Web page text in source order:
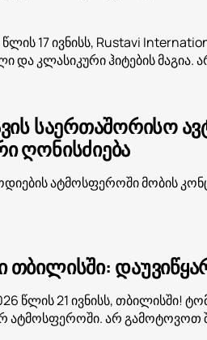
17 ივნისს, Rustavi
და კლასიკური ჰიტების
საერთაშორისო
ღონისძიება
ატმოსფეროში მობის
წლის 21 ივნისს, თბილისში!
ატმოსფეროში. არ გამოტოვოთ